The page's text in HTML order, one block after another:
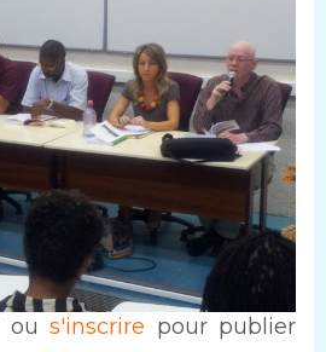
ou s'inscrire pour publier